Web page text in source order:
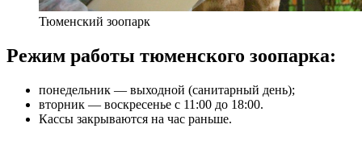
Тюменский зоопарк
Режим работы тюменского зоопарка:
понедельник — выходной (санитарный день);
вторник — воскресенье с 11:00 до 18:00.
Кассы закрываются на час раньше.